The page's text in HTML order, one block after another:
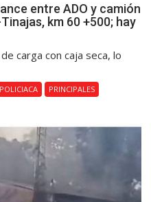
entre ADO y camión
km 60 +500; hay
carga con caja seca, lo
POLICIACA
PRINCIPALES